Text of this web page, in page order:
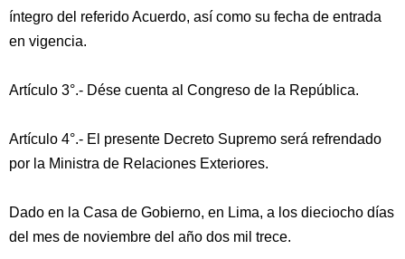
íntegro del referido Acuerdo, así como su fecha de entrada
en vigencia.
Artículo 3°.- Dése cuenta al Congreso de la República.
Artículo 4°.- El presente Decreto Supremo será refrendado
por la Ministra de Relaciones Exteriores.
Dado en la Casa de Gobierno, en Lima, a los dieciocho días
del mes de noviembre del año dos mil trece.